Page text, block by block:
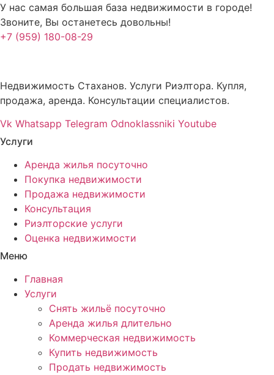
У нас самая большая база недвижимости в городе!
Звоните, Вы останетесь довольны!
+7 (959) 180-08-29
Недвижимость Стаханов. Услуги Риэлтора. Купля,
продажа, аренда. Консультации специалистов.
Vk Whatsapp Telegram Odnoklassniki Youtube
Услуги
Аренда жилья посуточно
Покупка недвижимости
Продажа недвижимости
Консультация
Риэлторские услуги
Оценка недвижимости
Меню
Главная
Услуги
Снять жильё посуточно
Аренда жилья длительно
Коммерческая недвижимость
Купить недвижимость
Продать недвижимость